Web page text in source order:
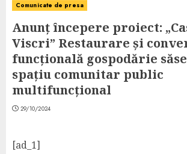
Comunicate de presa
Anunț începere proiect:
Viscri” Restaurare și
funcțională gospodărie
spațiu comunitar public
multifuncțional
29/10/2024
[ad_1]